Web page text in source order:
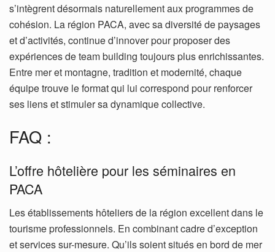
s’intègrent désormais naturellement aux programmes de
cohésion. La région PACA, avec sa diversité de paysages
et d’activités, continue d’innover pour proposer des
expériences de team building toujours plus enrichissantes.
Entre mer et montagne, tradition et modernité, chaque
équipe trouve le format qui lui correspond pour renforcer
ses liens et stimuler sa dynamique collective.
FAQ :
L’offre hôtelière pour les séminaires en
PACA
Les établissements hôteliers de la région excellent dans le
tourisme professionnels. En combinant cadre d’exception
et services sur-mesure. Qu’ils soient situés en bord de mer